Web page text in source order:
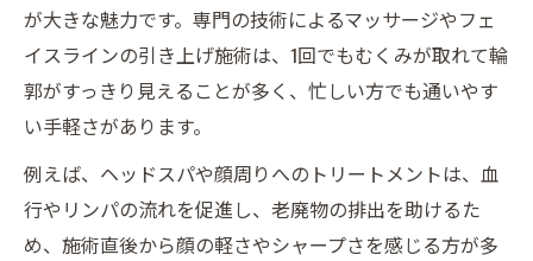
が大きな魅力です。専門の技術によるマッサージやフェ
イスラインの引き上げ施術は、1回でもむくみが取れて輪
郭がすっきり見えることが多く、忙しい方でも通いやす
い手軽さがあります。
例えば、ヘッドスパや顔周りへのトリートメントは、血
行やリンパの流れを促進し、老廃物の排出を助けるた
め、施術直後から顔の軽さやシャープさを感じる方が多